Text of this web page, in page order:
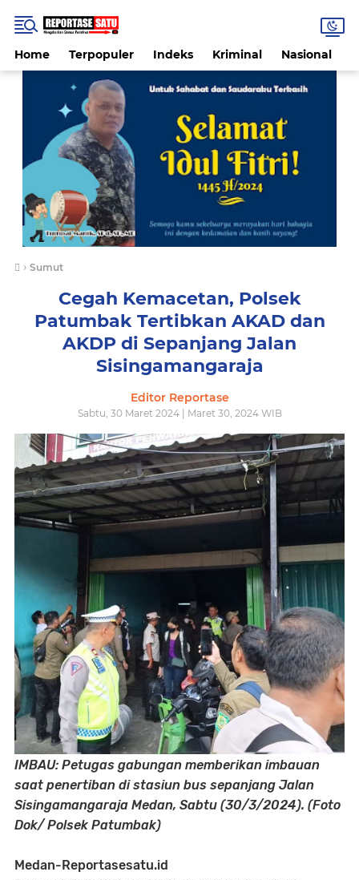
Home Terpopuler Indeks Kriminal Nasional
› Sumut
Cegah Kemacetan, Polsek
Patumbak Tertibkan AKAD dan
AKDP di Sepanjang Jalan
Sisingamangaraja
Editor Reportase
Sabtu, 30 Maret 2024 | Maret 30, 2024 WIB
IMBAU: Petugas gabungan memberikan imbauan
saat penertiban di stasiun bus sepanjang Jalan
Sisingamangaraja Medan, Sabtu (30/3/2024). (Foto
Dok/ Polsek Patumbak)
Medan-Reportasesatu.id